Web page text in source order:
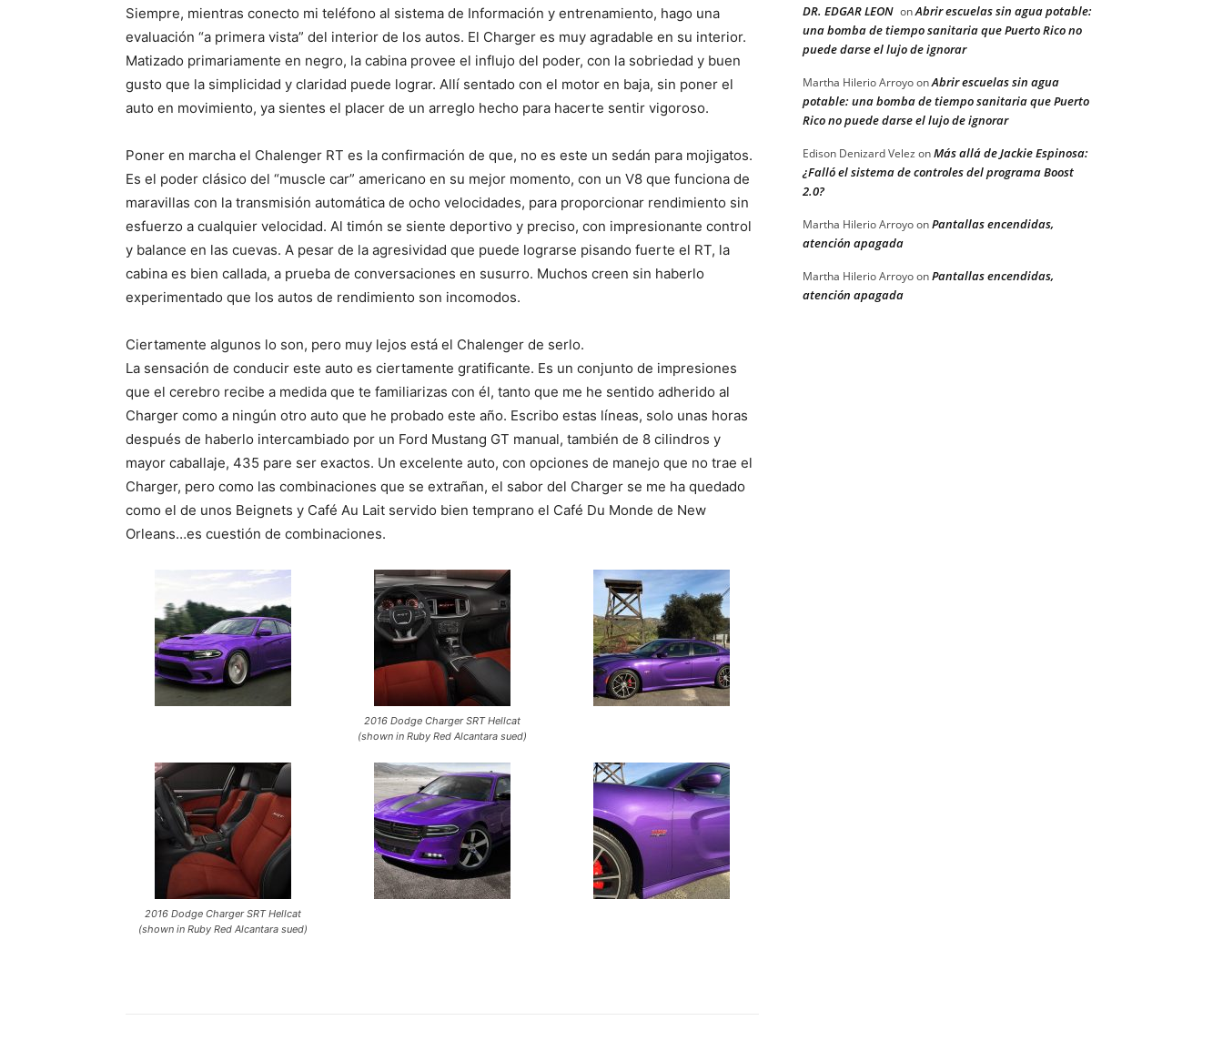
Siempre, mientras conecto mi teléfono al sistema de Información y entrenamiento, hago una
evaluación “a primera vista” del interior de los autos. El Charger es muy agradable en su interior.
Matizado primariamente en negro, la cabina provee el influjo del poder, con la sobriedad y buen
gusto que la simplicidad y claridad puede lograr. Allí sentado con el motor en baja, sin poner el
auto en movimiento, ya sientes el placer de un arreglo hecho para hacerte sentir vigoroso.
Poner en marcha el Chalenger RT es la confirmación de que, no es este un sedán para mojigatos.
Es el poder clásico del “muscle car” americano en su mejor momento, con un V8 que funciona de
maravillas con la transmisión automática de ocho velocidades, para proporcionar rendimiento sin
esfuerzo a cualquier velocidad. Al timón se siente deportivo y preciso, con impresionante control
y balance en las cuevas. A pesar de la agresividad que puede lograrse pisando fuerte el RT, la
cabina es bien callada, a prueba de conversaciones en susurro. Muchos creen sin haberlo
experimentado que los autos de rendimiento son incomodos.
Ciertamente algunos lo son, pero muy lejos está el Chalenger de serlo.
La sensación de conducir este auto es ciertamente gratificante. Es un conjunto de impresiones
que el cerebro recibe a medida que te familiarizas con él, tanto que me he sentido adherido al
Charger como a ningún otro auto que he probado este año. Escribo estas líneas, solo unas horas
después de haberlo intercambiado por un Ford Mustang GT manual, también de 8 cilindros y
mayor caballaje, 435 pare ser exactos. Un excelente auto, con opciones de manejo que no trae el
Charger, pero como las combinaciones que se extrañan, el sabor del Charger se me ha quedado
como el de unos Beignets y Café Au Lait servido bien temprano el Café Du Monde de New
Orleans…es cuestión de combinaciones.
2016 Dodge Charger SRT Hellcat
(shown in Ruby Red Alcantara sued)
2016 Dodge Charger SRT Hellcat
(shown in Ruby Red Alcantara sued)
DR. EDGAR LEON onAbrir escuelas sin agua potable:
una bomba de tiempo sanitaria que Puerto Rico no
puede darse el lujo de ignorar
Martha Hilerio ArroyoonAbrir escuelas sin agua
potable: una bomba de tiempo sanitaria que Puerto
Rico no puede darse el lujo de ignorar
Edison Denizard Velez onMás allá de Jackie Espinosa:
¿Falló el sistema de controles del programa Boost
2.0?
Martha Hilerio ArroyoonPantallas encendidas,
atención apagada
Martha Hilerio ArroyoonPantallas encendidas,
atención apagada